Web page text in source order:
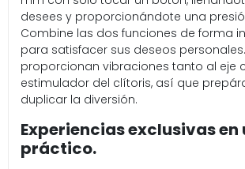
desees y proporcionándote una
Combine las dos funciones de forma
para satisfacer sus deseos
proporcionan vibraciones tanto al eje
estimulador del clítoris, así que
duplicar la diversión.
Experiencias exclusivas en
práctico.